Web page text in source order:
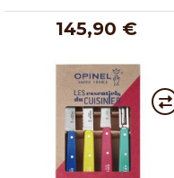
145,90 €